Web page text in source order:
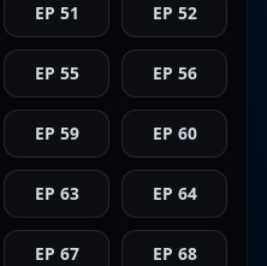
EP 51 EP 52
EP 55 EP 56
EP 59 EP 60
EP 63 EP 64
EP 67 EP 68